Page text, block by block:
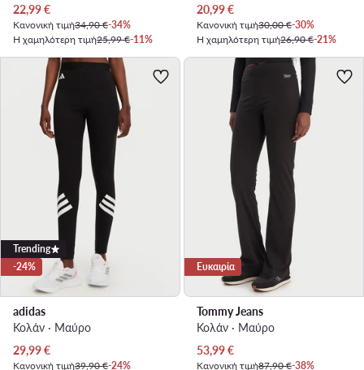
Τρέχουσα τιμή
22,99€
Κανονική τιμή34,90 €-34%
Η χαμηλότερη τιμή25,99 €-11%
Τρέχουσα τιμή
20,99€
Κανονική τιμή30,00 €-30%
Η χαμηλότερη τιμή26,90 €-21%
Trending
-24%
adidas
Κολάν · Μαύρο
Τρέχουσα τιμή
29,99€
Κανονική τιμή39,90 €-24%
Ευκαιρία
Tommy Jeans
Κολάν · Μαύρο
Τρέχουσα τιμή
53,99€
Κανονική τιμή87,90 €-38%